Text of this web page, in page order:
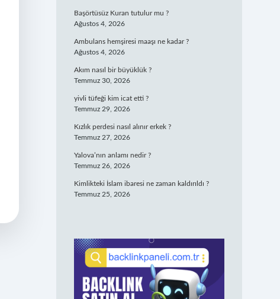
Başörtüsüz Kuran tutulur mu ?
Ağustos 4, 2026
Ambulans hemşiresi maaşı ne kadar ?
Ağustos 4, 2026
Akım nasıl bir büyüklük ?
Temmuz 30, 2026
yivli tüfeği kim icat etti ?
Temmuz 29, 2026
Kızlık perdesi nasıl alınır erkek ?
Temmuz 27, 2026
Yalova’nın anlamı nedir ?
Temmuz 26, 2026
Kimlikteki İslam ibaresi ne zaman kaldırıldı ?
Temmuz 25, 2026